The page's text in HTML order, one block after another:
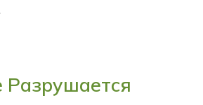
Разрушается